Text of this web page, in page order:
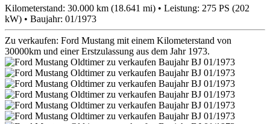
Kilometerstand: 30.000 km (18.641 mi) • Leistung: 275 PS (202
kW) • Baujahr: 01/1973
Zu verkaufen: Ford Mustang mit einem Kilometerstand von
30000km und einer Erstzulassung aus dem Jahr 1973.